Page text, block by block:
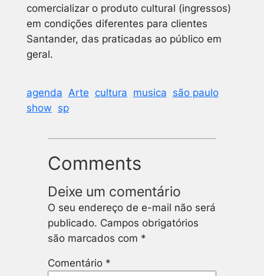
comercializar o produto cultural (ingressos)
em condições diferentes para clientes
Santander, das praticadas ao público em
geral.
agenda Arte cultura musica são paulo
show sp
Comments
Deixe um comentário
O seu endereço de e-mail não será
publicado. Campos obrigatórios
são marcados com *
Comentário *